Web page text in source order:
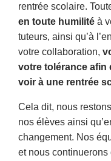
rentrée scolaire.
en toute humilité à
tuteurs, ainsi qu’à
votre collaboration,
votre tolérance afin
voir à une rentrée
Cela dit, nous
nos élèves ainsi
changement. Nos
et nous continuerons